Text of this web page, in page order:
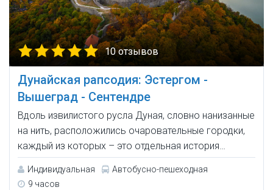
10 отзывов
Дунайская рапсодия: Эстергом -
Вышеград - Сентендре
Вдоль извилистого русла Дуная, словно нанизанные
на нить, расположились очаровательные городки,
каждый из которых – это отдельная история…
Индивидуальная
Автобусно-пешеходная
9 часов